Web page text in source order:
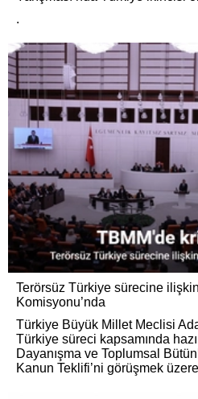
.
Terörsüz Türkiye sürecine
Komisyonu’nda
Türkiye Büyük Millet Meclisi
Türkiye süreci kapsamında
Dayanışma ve Toplumsal
Kanun Teklifi’ni görüşmek